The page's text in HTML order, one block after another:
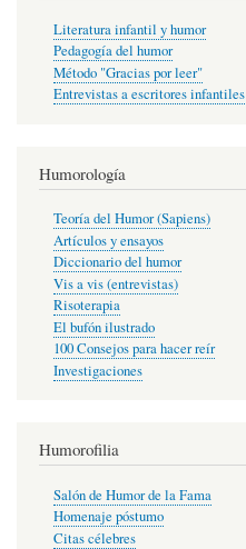
Literatura infantil y humor
Pedagogía del humor
Método "Gracias por leer"
Entrevistas a escritores infantiles
Humorología
Teoría del Humor (Sapiens)
Artículos y ensayos
Diccionario del humor
Vis a vis (entrevistas)
Risoterapia
El bufón ilustrado
100 Consejos para hacer reír
Investigaciones
Humorofilia
Salón de Humor de la Fama
Homenaje póstumo
Citas célebres